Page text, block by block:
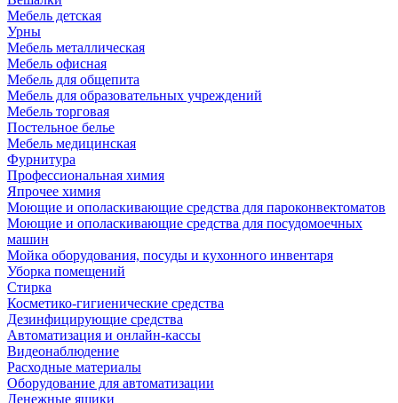
Мебель детская
Урны
Мебель металлическая
Мебель офисная
Мебель для общепита
Мебель для образовательных учреждений
Мебель торговая
Постельное белье
Мебель медицинская
Фурнитура
Профессиональная химия
Япрочее химия
Моющие и ополаскивающие средства для пароконвектоматов
Моющие и ополаскивающие средства для посудомоечных
машин
Мойка оборудования, посуды и кухонного инвентаря
Уборка помещений
Стирка
Косметико-гигиенические средства
Дезинфицирующие средства
Автоматизация и онлайн-кассы
Видеонаблюдение
Расходные материалы
Оборудование для автоматизации
Денежные ящики